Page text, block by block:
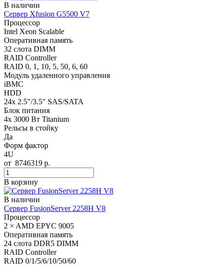
В наличии
Сервер Xfusion G5500 V7
Процессор
Intel Xeon Scalable
Оперативная память
32 слота DIMM
RAID Controller
RAID 0, 1, 10, 5, 50, 6, 60
Модуль удаленного управления
iBMC
HDD
24x 2.5"/3.5" SAS/SATA
Блок питания
4x 3000 Вт Titanium
Рельсы в стойку
Да
Форм фактор
4U
от 8746319 р.
В корзину
В наличии
Сервер FusionServer 2258H V8
Процессор
2 × AMD EPYC 9005
Оперативная память
24 слота DDR5 DIMM
RAID Controller
RAID 0/1/5/6/10/50/60